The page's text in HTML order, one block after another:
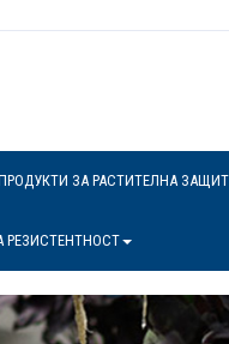
ЗА РАСТИТЕЛНА
РЕЗИСТЕНТНОСТ